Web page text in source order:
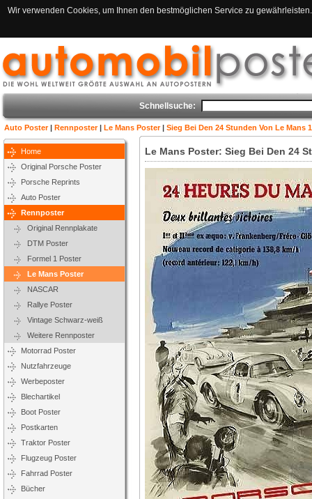
Wir verwenden Cookies, um Ihnen den bestmöglichen Service zu
Schnellsuche:
Auto Poster| Rennposter| Le Mans Poster| Sieg Bei Den 24 Stunden Von Le Mans
Home
Original Porsche Poster
Porsche Reprints
Auto Poster
Rennposter
Original Rennplakate
DTM Poster
Formel 1 Poster
Le Mans Poster
NASCAR
Rallye Poster
Vintage Schwarz-weiß
Weitere Rennposter
Motorrad Poster
Nutzfahrzeuge
Werbeposter
Blechartikel
Boot Poster
Postkarten
Traktor Poster
Flugzeug Poster
Fahrrad Poster
Bücher
Le Mans Poster: Sieg Bei Den 24